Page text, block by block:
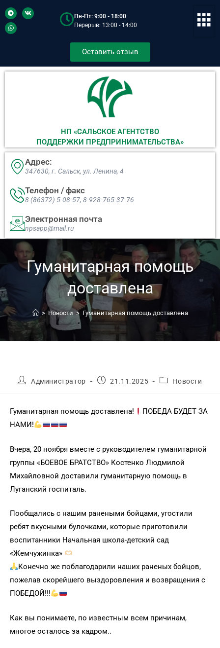
Пн-Пт: 9:00 - 18:00
Перерыв: 13:00 - 14:00
Оставить отзыв
НП «САЛЬСКОЕ АГЕНТСТВО
ПОДДЕРЖКИ ПРЕДПРИНИМАТЕЛЬСТВА»
Адрес:
347630, г. Сальск, ул. Ленина, 4​
Телефон / факс
8 (86372) 5-08-57, 8-928-765-37-76
Электронная почта
npsapp@mail.ru
Гуманитарная помощь
доставлена
> Новости > Гуманитарная помощь доставлена
Администратор 21.11.2025 Новости
Гуманитарная помощь доставлена!
ПОБЕДА БУДЕТ ЗА
НАМИ!
Вчера, 20 ноября вместе с руководителем гуманитарной
группы «БОЕВОЕ БРАТСТВО» Костенко Людмилой
Михайловной доставили гуманитарную помощь в
Луганский госпиталь.
Пообщались с нашим ранеными бойцами, угостили
ребят вкусными булочками, которые приготовили
воспитанники Начальная школа-детский сад
«Жемчужинка»
Конечно же поблагодарили наших раненых бойцов,
пожелав скорейшего выздоровления и возвращения с
ПОБЕДОЙ!!!
Как вы понимаете, по известным всем причинам,
многое осталось за кадром..